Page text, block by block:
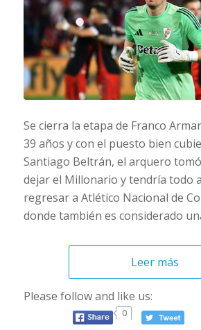
Se cierra la etapa de Franco
39 años y con el puesto bien
Santiago Beltrán, el arquero
dejar el Millonario y tendría todo
regresar a Atlético Nacional de
donde también es considerado
Leer más
Please follow and like us:
0